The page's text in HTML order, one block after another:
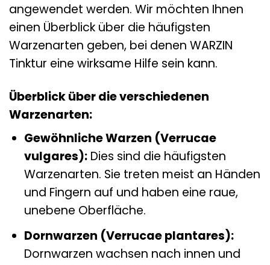
angewendet werden. Wir möchten Ihnen
einen Überblick über die häufigsten
Warzenarten geben, bei denen WARZIN
Tinktur eine wirksame Hilfe sein kann.
Überblick über die verschiedenen
Warzenarten:
Gewöhnliche Warzen (Verrucae
vulgares):Dies sind die häufigsten
Warzenarten. Sie treten meist an Händen
und Fingern auf und haben eine raue,
unebene Oberfläche.
Dornwarzen (Verrucae plantares):
Dornwarzen wachsen nach innen und